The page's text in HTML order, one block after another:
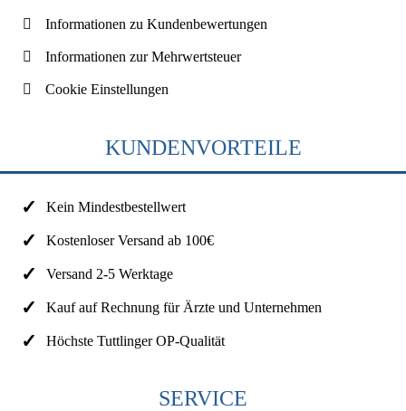
Informationen zu Kundenbewertungen
Informationen zur Mehrwertsteuer
Cookie Einstellungen
KUNDENVORTEILE
Kein Mindestbestellwert
Kostenloser Versand ab 100€
Versand 2-5 Werktage
Kauf auf Rechnung für Ärzte und Unternehmen
Höchste Tuttlinger OP-Qualität
SERVICE